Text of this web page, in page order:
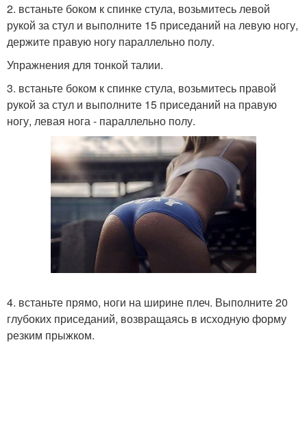
2. встаньте боком к спинке стула, возьмитесь левой
рукой за стул и выполните 15 приседаний на левую ногу,
держите правую ногу параллельно полу.
Упражнения для тонкой талии.
3. встаньте боком к спинке стула, возьмитесь правой
рукой за стул и выполните 15 приседаний на правую
ногу, левая нога - параллельно полу.
4. встаньте прямо, ноги на ширине плеч. Выполните 20
глубоких приседаний, возвращаясь в исходную форму
резким прыжком.